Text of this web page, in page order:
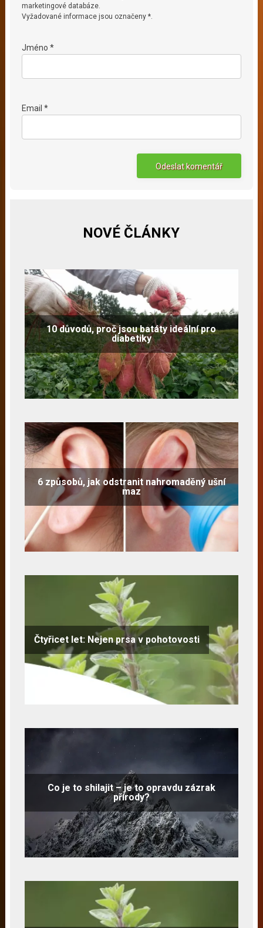
marketingové databáze.
Vyžadované informace jsou označeny *.
Jméno *
Email *
NOVÉ ČLÁNKY
10 důvodů, proč jsou batáty ideální pro
diabetiky
6 způsobů, jak odstranit nahromaděný ušní
maz
Čtyřicet let: Nejen prsa v pohotovosti
Co je to shilajit – je to opravdu zázrak
přírody?